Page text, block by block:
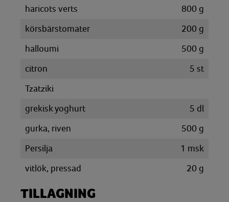
haricots verts 800 g
körsbärstomater
200 g
halloumi
500 g
citron
5 st
Tzatziki
grekisk yoghurt
5 dl
gurka, riven
500 g
Persilja
1 msk
vitlök, pressad
20 g
TILLAGNING